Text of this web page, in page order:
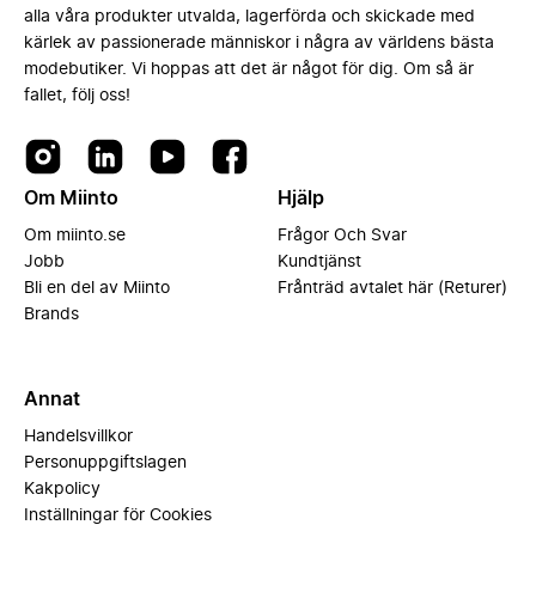
alla våra produkter utvalda, lagerförda och skickade med
kärlek av passionerade människor i några av världens bästa
modebutiker. Vi hoppas att det är något för dig. Om så är
fallet, följ oss!
Om Miinto
Om miinto.se
Jobb
Bli en del av Miinto
Brands
Hjälp
Frågor Och Svar
Kundtjänst
Frånträd avtalet här (Returer)
Annat
Handelsvillkor
Personuppgiftslagen
Kakpolicy
Inställningar för Cookies